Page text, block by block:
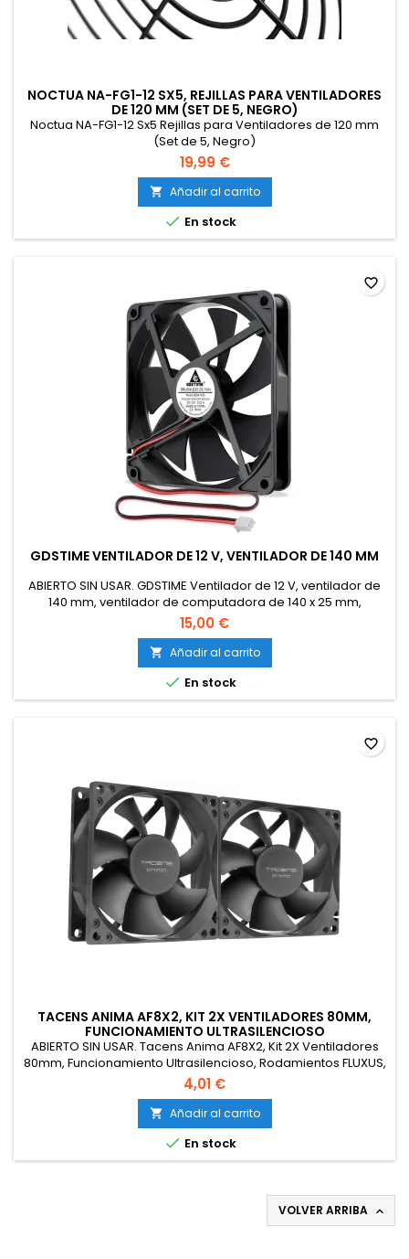
NOCTUA NA-FG1-12 SX5, REJILLAS PARA VENTILADORES
DE 120 MM (SET DE 5, NEGRO)
Noctua NA-FG1-12 Sx5 Rejillas para Ventiladores de 120 mm
(Set de 5, Negro)
19,99 €
 Añadir al carrito
 En stock
GDSTIME VENTILADOR DE 12 V, VENTILADOR DE 140 MM
ABIERTO SIN USAR. GDSTIME Ventilador de 12 V, ventilador de
140 mm, ventilador de computadora de 140 x 25 mm,
ventilador de PC de 14 cm, ventilador de carcasa de 5.5
pulgadas, ventilador axial de 1400 rpm, ventilador
15,00 €
 Añadir al carrito
 En stock
favorite_border
TACENS ANIMA AF8X2, KIT 2X VENTILADORES 80MM,
FUNCIONAMIENTO ULTRASILENCIOSO
ABIERTO SIN USAR. Tacens Anima AF8X2, Kit 2X Ventiladores
80mm, Funcionamiento Ultrasilencioso, Rodamientos FLUXUS,
Flujo de Aire Optimizado, Estructura Reforzada
Antivibraciones, Rendimiento Térmico Eficiente, Negro.
4,01 €
 Añadir al carrito
 En stock
favorite_border
VOLVER ARRIBA 